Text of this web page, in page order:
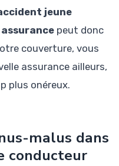
jeune
peut donc
couverture, vous
assurance ailleurs,
plus onéreux.
malus dans
conducteur